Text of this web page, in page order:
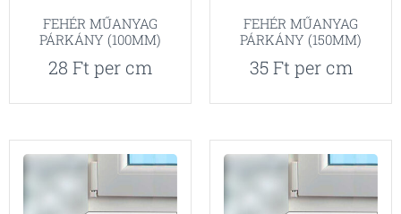
FEHÉR MŰANYAG
PÁRKÁNY (100MM)
28 Ft per cm
FEHÉR MŰANYAG
PÁRKÁNY (150MM)
35Ft per cm